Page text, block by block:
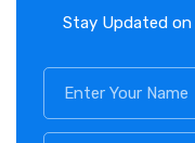
Stay Updated